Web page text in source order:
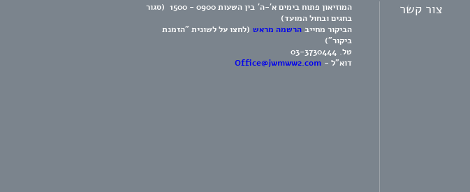
צור קשר
המוזיאון פתוח בימים א'-ה' בין השעות 0900 - 1500 (סגור
בחגים ובחול המועד)
הביקור מחייב הרשמה מראש (לחצו על לשונית "הזמנת
ביקור")
טל. 03-3730444
דוא"ל - Office@jwmww2.com